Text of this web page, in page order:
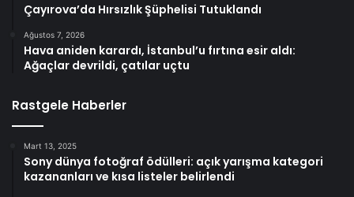
Çayırova’da Hırsızlık Şüphelisi Tutuklandı
Ağustos 7, 2026
Hava aniden karardı, İstanbul’u fırtına esir aldı:
Ağaçlar devrildi, çatılar uçtu
Rastgele Haberler
Mart 13, 2025
Sony dünya fotoğraf ödülleri: açık yarışma kategori
kazananları ve kısa listeler belirlendi